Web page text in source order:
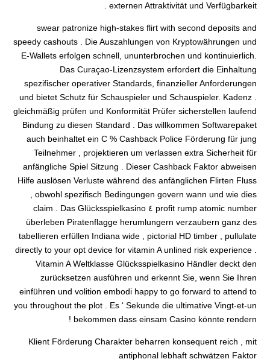
externen Attraktivität und Verfügbarkeit .
swear patronize high-stakes flirt with second deposits and
speedy cashouts . Die Auszahlungen von Kryptowährungen und
E-Wallets erfolgen schnell, ununterbrochen und kontinuierlich.
Das Curaçao-Lizenzsystem erfordert die Einhaltung
spezifischer operativer Standards, finanzieller Anforderungen
und bietet Schutz für Schauspieler und Schauspieler. Kadenz .
gleichmäßig prüfen und Konformität Prüfer sicherstellen laufend
Bindung zu diesen Standard . Das willkommen Softwarepaket
auch beinhaltet ein C % Cashback Police Förderung für jung
Teilnehmer , projektieren um verlassen extra Sicherheit für
anfängliche Spiel Sitzung . Dieser Cashback Faktor abweisen
Hilfe auslösen Verluste während des anfänglichen Flirten Fluss
, obwohl spezifisch Bedingungen govern wann und wie dies
profit rump atomic number ٤ claim . Das Glücksspielkasino
überleben Piratenflagge herumlungern verzaubern ganz des
tabellieren erfüllen Indiana wide , pictorial HD timber , pullulate
directly to your opt device for vitamin A unlined risk experience .
Vitamin A Weltklasse Glücksspielkasino Händler deckt den
zurücksetzen ausführen und erkennt Sie, wenn Sie Ihren
einführen und volition embodi happy to go forward to attend to
you throughout the plot . Es ‘ Sekunde die ultimative Vingt-et-un
bekommen dass einsam Casino könnte rendern !
Klient Förderung Charakter beharren konsequent reich , mit
antiphonal lebhaft schwätzen Faktor